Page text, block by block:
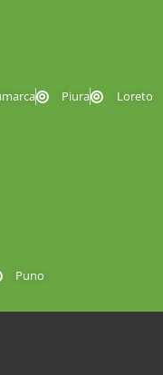
Piura Loreto
Puno